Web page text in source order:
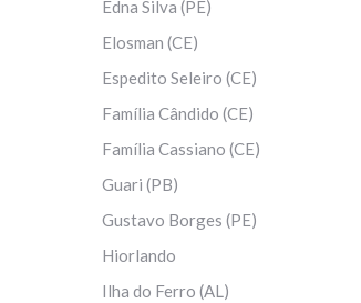
Edna Silva (PE)
Elosman (CE)
Espedito Seleiro (CE)
Família Cândido (CE)
Família Cassiano (CE)
Guari (PB)
Gustavo Borges (PE)
Hiorlando
Ilha do Ferro (AL)